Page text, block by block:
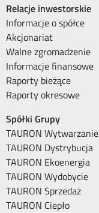
Relacje inwestorskie
Informacje o spółce
Akcjonariat
Walne zgromadzenie
Informacje finansowe
Raporty bieżące
Raporty okresowe
Spółki Grupy
TAURON Wytwarzanie
TAURON Dystrybucja
TAURON Ekoenergia
TAURON Wydobycie
TAURON Sprzedaż
TAURON Ciepło